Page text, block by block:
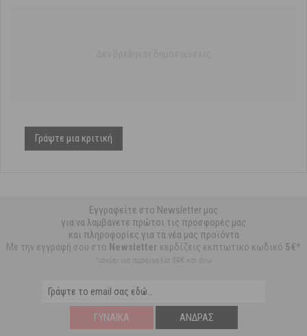
Γράψτε μια κριτική
Εγγραφείτε στο Newsletter μας
για να λαμβάνετε πρώτοι τις προσφορές μας
και πληροφορίες για τα νέα μας προϊόντα
Με την εγγραφή σου στο Newsletter κερδίζεις εκπτωτικό κωδικό 5€*
*ισχύει για παραγγελία 59€ και άνω
ΓΥΝΑΊΚΑ ΆΝΔΡΑΣ